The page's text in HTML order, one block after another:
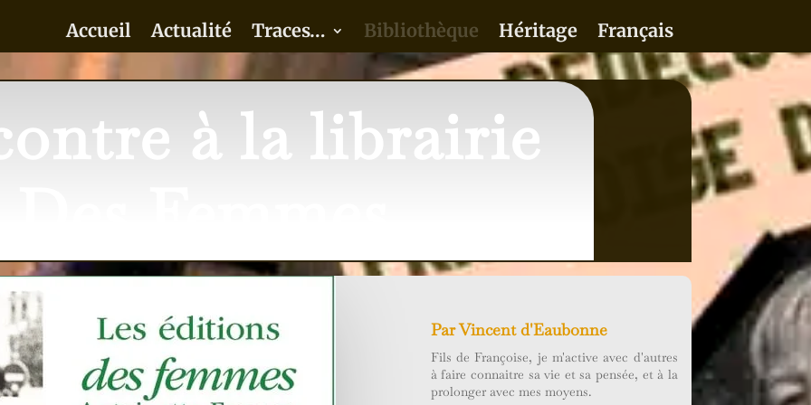
Accueil Actualité Traces… Bibliothèque Héritage Français
à la librairie
ParVincent d'Eaubonne
Fils de Françoise, je m'active avec d'autres
à faire connaitre sa vie et sa pensée, et à la
prolonger avec mes moyens.